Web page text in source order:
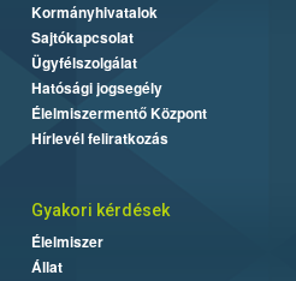
Kormányhivatalok
Sajtókapcsolat
Ügyfélszolgálat
Hatósági jogsegély
Élelmiszermentő Központ
Hírlevél feliratkozás
Gyakori kérdések
Élelmiszer
Állat